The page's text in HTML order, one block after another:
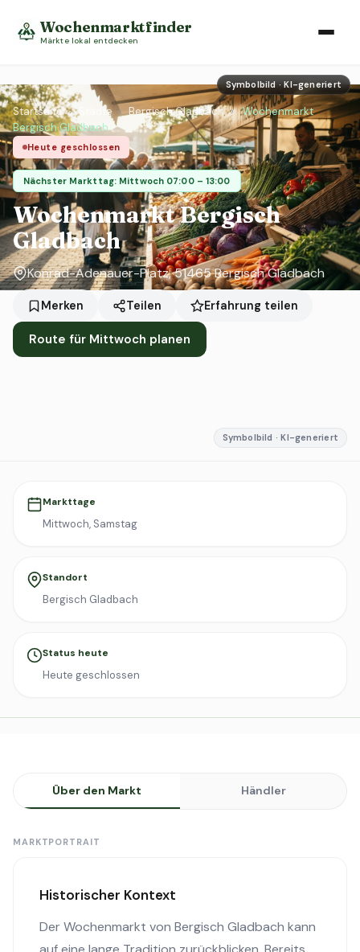
Wochenmarktfinder
Märkte lokal entdecken
Symbolbild · KI-generiert
Startseite › Städte › Bergisch Gladbach ›
Wochenmarkt
Bergisch Gladbach
Heute geschlossen
Nächster Markttag: Mittwoch 07:00 – 13:00
Wochenmarkt Bergisch
Gladbach
Konrad-Adenauer-Platz, 51465 Bergisch Gladbach
Merken Teilen Erfahrung teilen
Route für Mittwoch planen
Symbolbild · KI-generiert
Markttage
Mittwoch, Samstag
Standort
Bergisch Gladbach
Status heute
Heute geschlossen
Über den Markt Händler
MARKTPORTRAIT
Historischer Kontext
Der Wochenmarkt von Bergisch Gladbach kann